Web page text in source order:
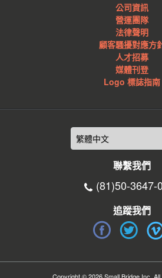
公司資訊
營運團隊
法律聲明
顧客騷擾對應方
人才招募
媒體刊登
Logo 標誌指南
聯繫我們
(81)50-3647-
追蹤我們
Copyright © 2026 Small Bridge Inc.